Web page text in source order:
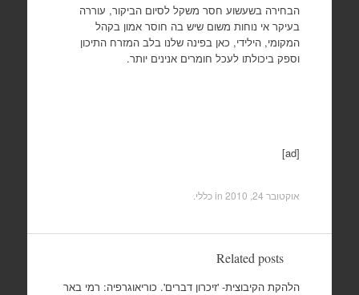
הבחירה בשעשוע חסר משקל לסיום הביקור, עוררה
בעיקר אי נוחות משום שיש בה חוסר אמון בקהל
המקומי, הילידי, כאן בפינה שלנו בלב המזרח התיכון
וספק ביכולתו לעכל חומרים אנינים יותר.
[ad]
אוקטובר 24, 2010 in כללי.
Related posts
הלהקת הקיבוצית- 'זיכרון דברים'. כוריאוגרפיה: רמי באר